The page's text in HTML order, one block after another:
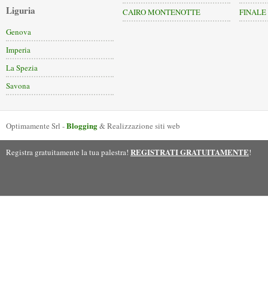
Liguria
Genova
Imperia
La Spezia
Savona
CAIRO MONTENOTTE
Optimamente Srl -Blogging& Realizzazione siti web
Registra gratuitamente la tua palestra! REGISTRATI GRATUITAMENTE!